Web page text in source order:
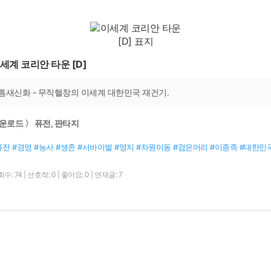
계 코리안 타운 [D]
새신화 - 무직헬창의 이세계 대한민국 재건기.
로드 〉 퓨전, 판타지
전 #경영 #농사 #생존 #서바이벌 #영지 #차원이동 #검은머리 #이종족 #대한민
수: 74 선호작: 0 좋아요: 0 연재글: 7